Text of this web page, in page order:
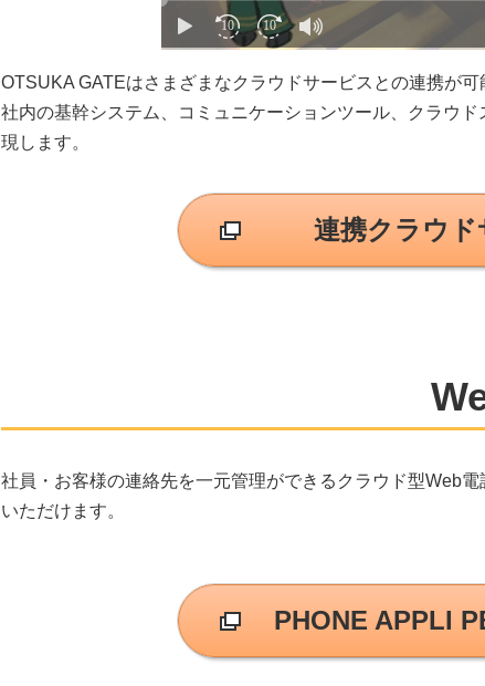
OTSUKA GATEはさまざまなクラウドサービスとの連携が可
社内の基幹システム、コミュニケーションツール、クラウ
現します。
連携クラウ
社員・お客様の連絡先を一元管理ができるクラウド型Web
いただけます。
PHONE APPLI